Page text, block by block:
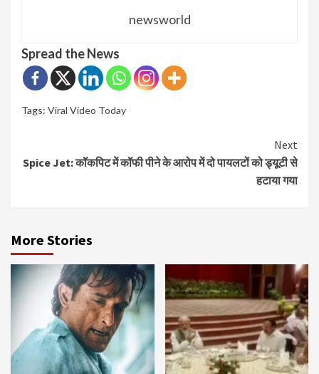
newsworld
Spread the News
Tags: Viral Video Today
Reading
Next
Spice Jet: कॉकपिट में कॉफी पीने के आरोप में दो पायलटों को ड्यूटी से
हटाया गया
More Stories